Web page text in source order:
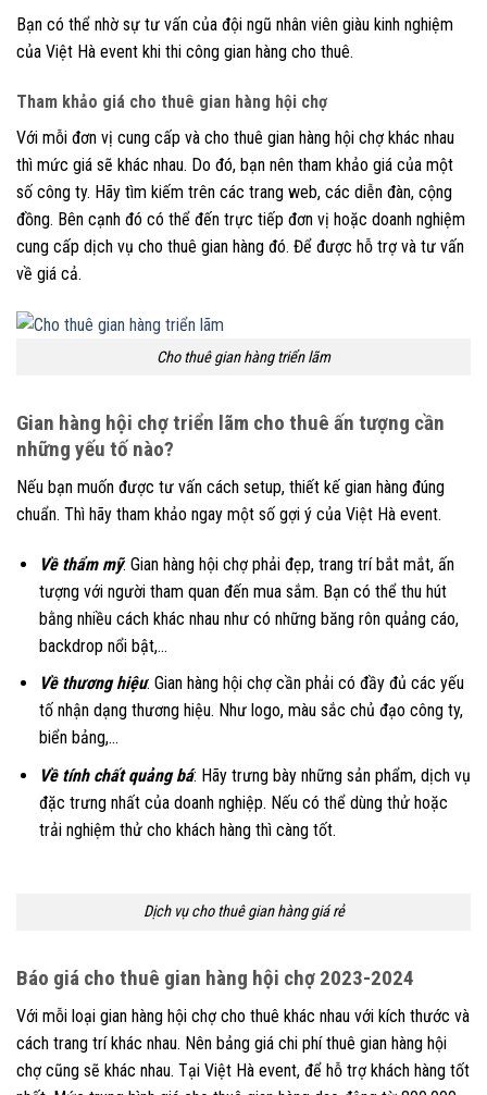
Bạn có thể nhờ sự tư vấn của đội ngũ nhân viên giàu kinh nghiệm
của Việt Hà event khi thi công gian hàng cho thuê.
Tham khảo giá cho thuê gian hàng hội chợ
Với mỗi đơn vị cung cấp và cho thuê gian hàng hội chợ khác nhau
thì mức giá sẽ khác nhau. Do đó, bạn nên tham khảo giá của một
số công ty. Hãy tìm kiếm trên các trang web, các diễn đàn, cộng
đồng. Bên cạnh đó có thể đến trực tiếp đơn vị hoặc doanh nghiệm
cung cấp dịch vụ cho thuê gian hàng đó. Để được hỗ trợ và tư vấn
về giá cả.
Cho thuê gian hàng triển lãm
Gian hàng hội chợ triển lãm cho thuê ấn tượng cần
những yếu tố nào?
Nếu bạn muốn được tư vấn cách setup, thiết kế gian hàng đúng
chuẩn. Thì hãy tham khảo ngay một số gợi ý của Việt Hà event.
Về thẩm mỹ: Gian hàng hội chợ phải đẹp, trang trí bắt mắt, ấn
tượng với người tham quan đến mua sắm. Bạn có thể thu hút
bằng nhiều cách khác nhau như có những băng rôn quảng cáo,
backdrop nổi bật,…
Về thương hiệu: Gian hàng hội chợ cần phải có đầy đủ các yếu
tố nhận dạng thương hiệu. Như logo, màu sắc chủ đạo công ty,
biển bảng,…
Về tính chất quảng bá: Hãy trưng bày những sản phẩm, dịch vụ
đặc trưng nhất của doanh nghiệp. Nếu có thể dùng thử hoặc
trải nghiệm thử cho khách hàng thì càng tốt.
Dịch vụ cho thuê gian hàng giá rẻ
Báo giá cho thuê gian hàng hội chợ 2023-2024
Với mỗi loại gian hàng hội chợ cho thuê khác nhau với kích thước và
cách trang trí khác nhau. Nên bảng giá chi phí thuê gian hàng hội
chợ cũng sẽ khác nhau. Tại Việt Hà event, để hỗ trợ khách hàng tốt